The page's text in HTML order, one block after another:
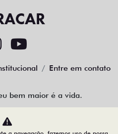
Entre em contato
bem maior é a vida.